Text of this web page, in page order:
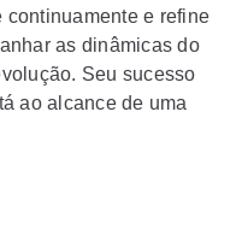
continuamente e refine
as dinâmicas do
Seu sucesso
ao alcance de uma